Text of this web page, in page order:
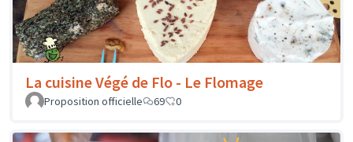
La cuisine Végé de Flo - Le Flomage
Proposition officielle 69 0